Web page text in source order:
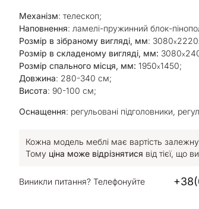
Механізм: телескоп;
Наповнення: ламелі-пружинний блок-
Розмір в зібраному вигляді, мм: 3080х2220
Розмір в складеному вигляді, мм: 3080х
Розмір спального місця, мм: 1950х1450;
Довжина: 280-340 см;
Висота: 90-100 см;
Оснащення: регульовані підголовники,
Кожна модель меблі має вартість
Тому ціна може відрізнятися від тієї, що
Виникли питання? Телефонуйте